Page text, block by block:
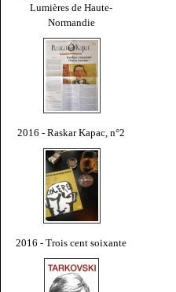
Lumières de Haute-
Normandie
2016 - Raskar Kapac, n°2
2016 - Trois cent soixante